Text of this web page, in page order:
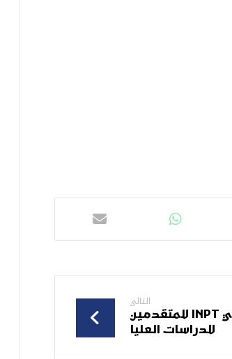
التالي
الاختبار الوطني INPT للمتقدمين
للدراسات العليا